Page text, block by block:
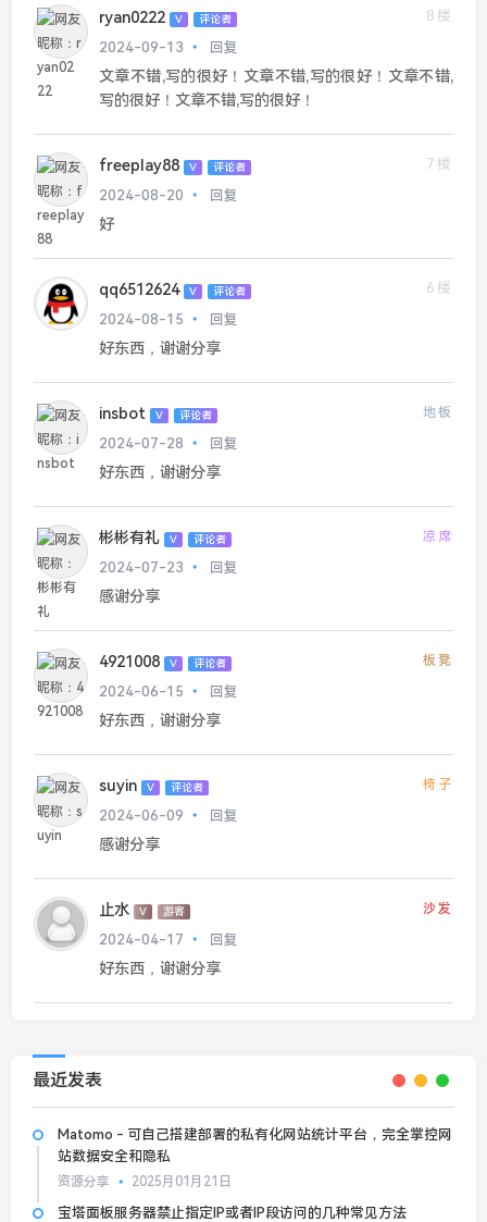
ryan0222 V 评论者
8楼
2024-09-13
回复
文章不错,写的很好！文章不错,写的很好！文章不错,
写的很好！文章不错,写的很好！
freeplay88 V 评论者
7楼
2024-08-20
回复
好
qq6512624 V 评论者
6楼
2024-08-15
回复
好东西，谢谢分享
insbot V 评论者 地板
2024-07-28 回复
好东西，谢谢分享
彬彬有礼 V 评论者 凉席
2024-07-23 回复
感谢分享
4921008 V 评论者 板凳
2024-06-15 回复
好东西，谢谢分享
suyin V 评论者 椅子
2024-06-09 回复
感谢分享
止水 V 游客 沙发
2024-04-17 回复
好东西，谢谢分享
最近发表
Matomo - 可自己搭建部署的私有化网站统计平台，完全掌控网
站数据安全和隐私
资源分享 2025月01月21日
宝塔面板服务器禁止指定IP或者IP段访问的几种常见方法